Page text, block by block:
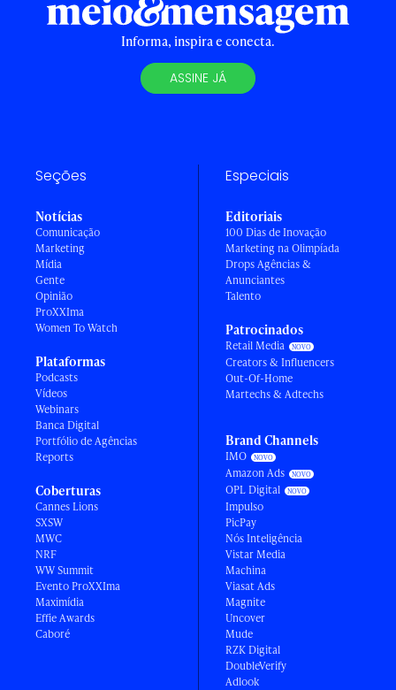
Informa, inspira e conecta.
ASSINE JÁ
Seções
Notícias
Comunicação
Marketing
Mídia
Gente
Opinião
ProXXIma
Women To Watch
Plataformas
Podcasts
Vídeos
Webinars
Banca Digital
Portfólio de Agências
Reports
Coberturas
Cannes Lions
SXSW
MWC
NRF
WW Summit
Evento ProXXIma
Maximídia
Effie Awards
Caboré
Especiais
Editoriais
100 Dias de Inovação
Marketing na Olimpíada
Drops Agências &
Anunciantes
Talento
Patrocinados
Retail Media
Creators & Influencers
Out-Of-Home
Martechs & Adtechs
Brand Channels
IMO
Amazon Ads
OPL Digital
Impulso
PicPay
Nós Inteligência
Vistar Media
Machina
Viasat Ads
Magnite
Uncover
Mude
RZK Digital
DoubleVerify
Adlook